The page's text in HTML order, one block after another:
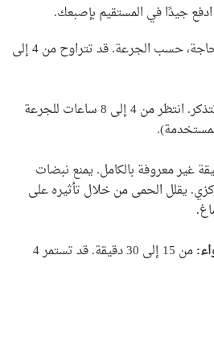
جيدًا في المستقيم بإصبعك.
حسب الحاجة، حسب الجرعة. قد تتراوح من 4 إلى
خذ حالما تتذكر. انتظر من 4 إلى 8 ساعات للجرعة
غير معروفة بالكامل. يمنع نبضات
يقلل الحمى من خلال تأثيره على
من 15 إلى 30 دقيقة. قد تستمر 4